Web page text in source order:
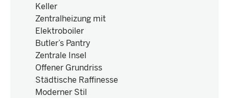
Keller
Zentralheizung mit
Elektroboiler
Butler’s Pantry
Zentrale Insel
Offener Grundriss
Städtische Raffinesse
Moderner Stil